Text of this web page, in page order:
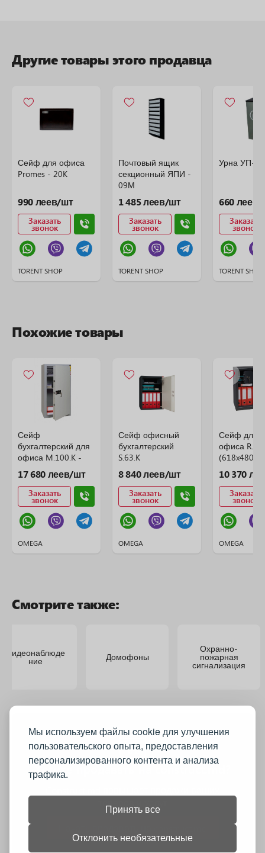
Мы используем файлы cookie для улучшения
пользовательского опыта, предоставления
персонализированного контента и анализа
трафика.
Принять все
Отклонить необязательные
Другие товары этого продавца
Сейф для офиса
Promes - 20K
990 леев/шт
Заказать
звонок
TORENT SHOP
Почтовый ящик
секционный ЯПИ -
09М
1 485 леев/шт
Заказать
звонок
TORENT SHOP
Урна УП-4
660
Заказать
звонок
TORENT SHOP
Похожие товары
Сейф
бухгалтерский для
офиса M.100.K -
ВЗЛОМОСТОЙКИЙ
(1000x500x400)
17 680 леев/шт
Заказать
звонок
OMEGA
Сейф офисный
бухгалтерский
S.63.K
(630x430x365)
8 840 леев/шт
Заказать
звонок
OMEGA
Сейф для
офиса
10 370
Заказать
звонок
OMEGA
Смотрите также:
Видеонаблюде
ние Домофоны
Охранно-
пожарная
сигнализация
Хотите продавать на construct.md?